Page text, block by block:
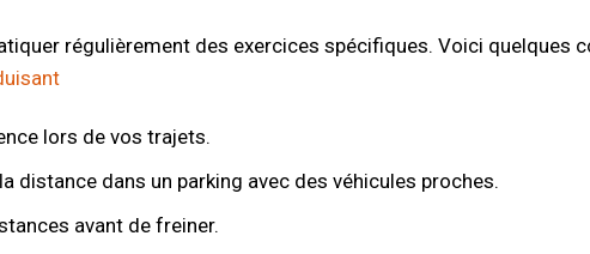
régulièrement des exercices spécifiques. Voici quelques
lors de vos trajets.
distance dans un parking avec des véhicules proches.
avant de freiner.